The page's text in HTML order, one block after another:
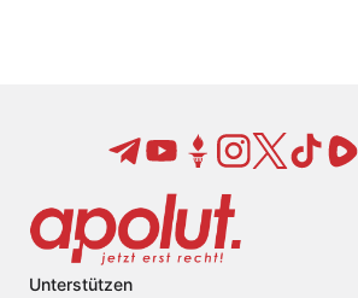
Unterstützen